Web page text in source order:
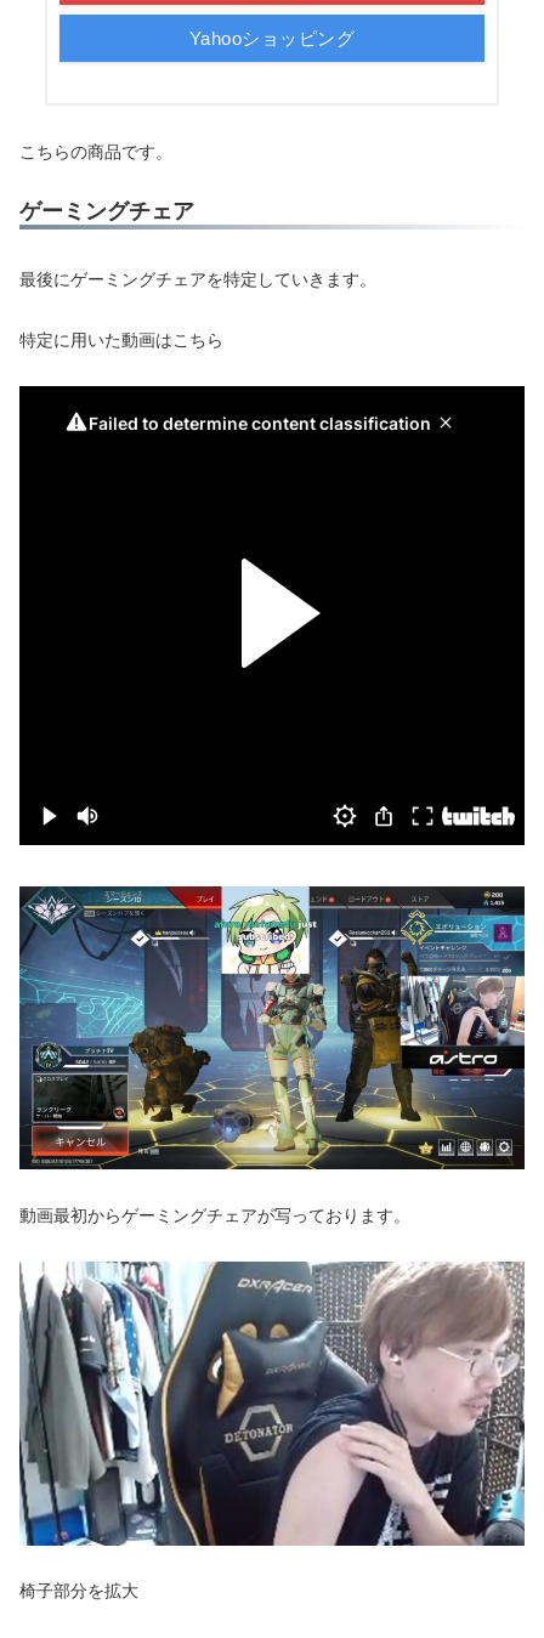
Yahooショッピング
こちらの商品です。
ゲーミングチェア
最後にゲーミングチェアを特定していきます。
特定に用いた動画はこちら
動画最初からゲーミングチェアが写っております。
椅子部分を拡大